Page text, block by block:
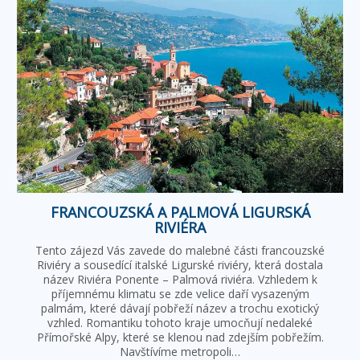
FRANCOUZSKÁ A PALMOVÁ LIGURSKÁ
RIVIÉRA
Tento zájezd Vás zavede do malebné části francouzské
Riviéry a sousedící italské Ligurské riviéry, která dostala
název Riviéra Ponente – Palmová riviéra. Vzhledem k
příjemnému klimatu se zde velice daří vysazeným
palmám, které dávají pobřeží název a trochu exotický
vzhled. Romantiku tohoto kraje umocňují nedaleké
Přímořské Alpy, které se klenou nad zdejším pobřežím.
Navštívíme metropoli…